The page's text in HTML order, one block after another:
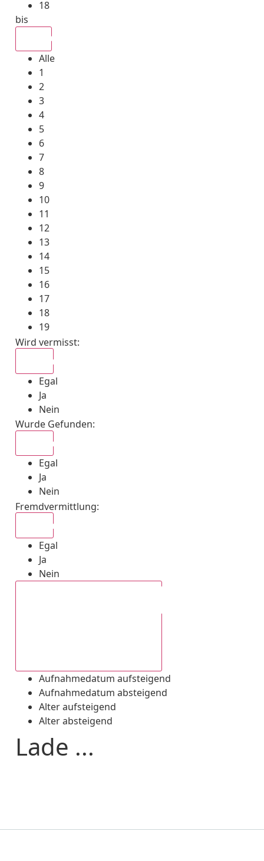
18
bis
Alle
1
2
3
4
5
6
7
8
9
10
11
12
13
14
15
16
17
18
19
Wird vermisst:
Egal
Ja
Nein
Wurde Gefunden:
Egal
Ja
Nein
Fremdvermittlung:
Egal
Ja
Nein
Aufnahmedatum aufsteigend
Aufnahmedatum absteigend
Alter aufsteigend
Alter absteigend
Lade ...